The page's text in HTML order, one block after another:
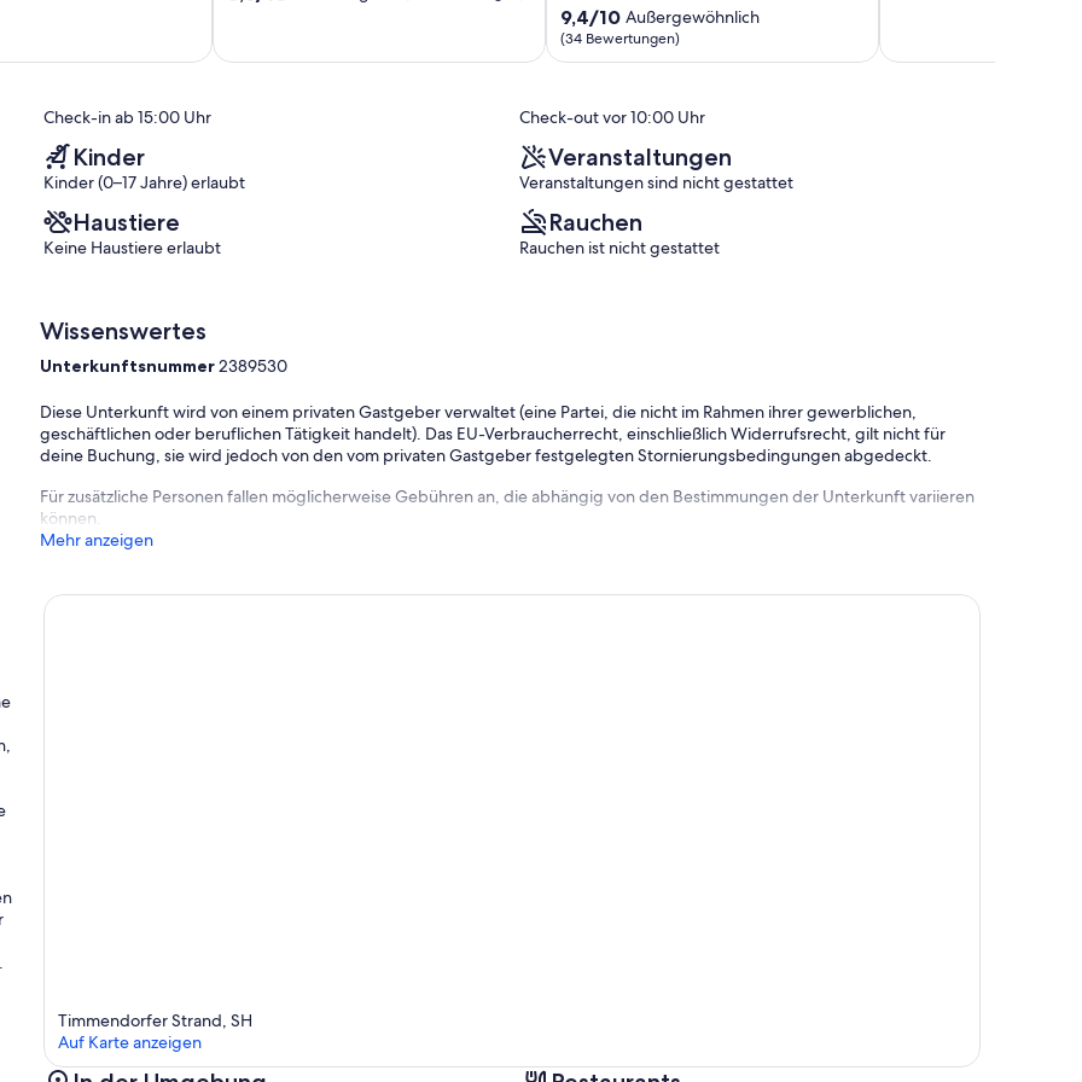
und ist im Mietpreis enthalten.
und Absprache mit der Verwalterin möglich.
am Strand zahlreiche Cafés und Restaurants oder das
Gleich gegenüber am Strand finden Sie eine Surfschule
Strand
&
250
Zentrum
Strand
9.4
von
10,
Bewertungen)
9,4/10 Außergewöhnlich
(34 Bewertungen)
Check-in ab 15:00 Uhr Check-out vor 10:00 Uhr
Kinder
Kinder (0–17 Jahre) erlaubt
Veranstaltungen
Veranstaltungen sind nicht gestattet
Haustiere
Keine Haustiere erlaubt
Rauchen
Rauchen ist nicht gestattet
Wissenswertes
Unterkunftsnummer2389530
Diese Unterkunft wird von einem privaten Gastgeber verwaltet (eine Partei, die nicht im Rahmen ihrer gewerblichen,
geschäftlichen oder beruflichen Tätigkeit handelt). Das EU-Verbraucherrecht, einschließlich Widerrufsrecht, gilt nicht für
deine Buchung, sie wird jedoch von den vom privaten Gastgeber festgelegten Stornierungsbedingungen abgedeckt.
Für zusätzliche Personen fallen möglicherweise Gebühren an, die abhängig von den Bestimmungen der Unterkunft variieren
können.
Mehr anzeigen
Timmendorfer Strand, SH
Auf Karte anzeigen